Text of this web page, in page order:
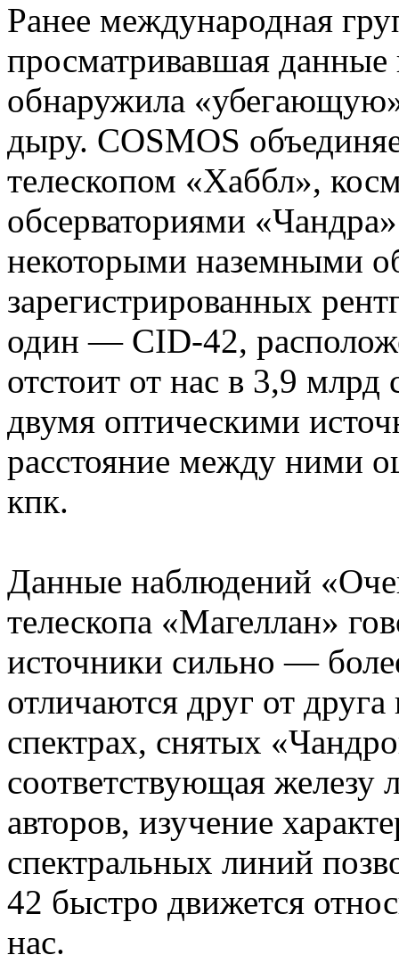
Ранее международная
просматривавшая данные
обнаружила
дыру. COSMOS
телескопом «Хаббл»,
обсерваториями
некоторыми наземными
зарегистрированных
один — CID-42,
отстоит от нас в 3,9
двумя оптическими
расстояние между ними
кпк.
Данные наблюдений
телескопа «Магеллан»
источники сильно —
отличаются друг от
спектрах, снятых
соответствующая железу
авторов, изучение
спектральных линий
42 быстро движется
нас.